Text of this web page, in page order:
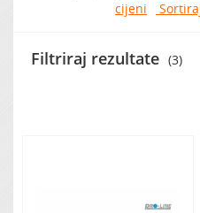
cijeni
Filtriraj rezultate (3)